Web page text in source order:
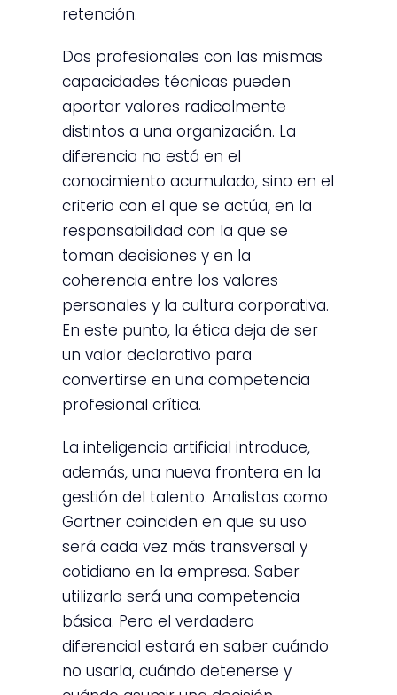
retención.
Dos profesionales con las mismas
capacidades técnicas pueden
aportar valores radicalmente
distintos a una organización. La
diferencia no está en el
conocimiento acumulado, sino en el
criterio con el que se actúa, en la
responsabilidad con la que se
toman decisiones y en la
coherencia entre los valores
personales y la cultura corporativa.
En este punto, la ética deja de ser
un valor declarativo para
convertirse en una competencia
profesional crítica.
La inteligencia artificial introduce,
además, una nueva frontera en la
gestión del talento. Analistas como
Gartner coinciden en que su uso
será cada vez más transversal y
cotidiano en la empresa. Saber
utilizarla será una competencia
básica. Pero el verdadero
diferencial estará en saber cuándo
no usarla, cuándo detenerse y